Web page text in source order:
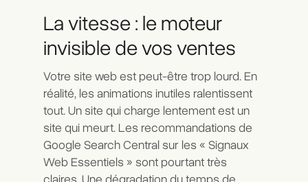
La vitesse : le moteur
invisible de vos ventes
Votre site web est peut-être trop lourd. En
réalité, les animations inutiles ralentissent
tout. Un site qui charge lentement est un
site qui meurt. Les recommandations de
Google Search Centralsur les « Signaux
Web Essentiels » sont pourtant très